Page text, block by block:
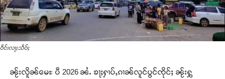
ဝဵင်းလႃႈသဵဝ်ႈ
ၼႂ်းလိူၼ်မေႊ ပီ 2026 ၼႆႉ ၶႃႈႁၢပ်ႇၵၢၼ်လူင်ပွင်ၸိုင်ႈ ၼႂ်းႁွ